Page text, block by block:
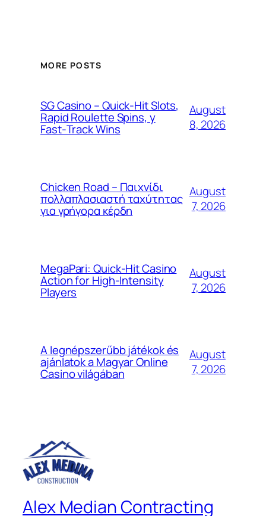
MORE POSTS
SG Casino – Quick‑Hit Slots,
Rapid Roulette Spins, y
Fast‑Track Wins
August
8, 2026
Chicken Road – Παιχνίδι
πολλαπλασιαστή ταχύτητας
για γρήγορα κέρδη
August
7, 2026
MegaPari: Quick‑Hit Casino
Action for High‑Intensity
Players
August
7, 2026
A legnépszerűbb játékok és
ajánlatok a Magyar Online
Casino világában
August
7, 2026
Alex Median Contracting